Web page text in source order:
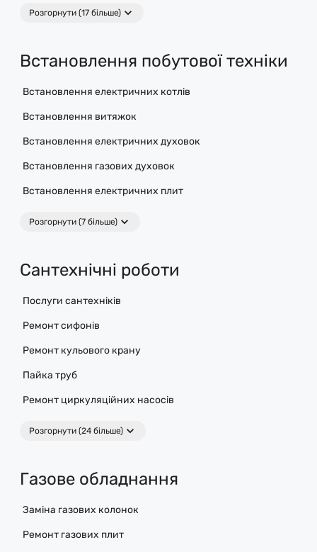
Розгорнути (17 більше)
Встановлення побутової техніки
Встановлення електричних котлів
Встановлення витяжок
Встановлення електричних духовок
Встановлення газових духовок
Встановлення електричних плит
Розгорнути (7 більше)
Сантехнічні роботи
Послуги сантехніків
Ремонт сифонів
Ремонт кульового крану
Пайка труб
Ремонт циркуляційних насосів
Розгорнути (24 більше)
Газове обладнання
Заміна газових колонок
Ремонт газових плит